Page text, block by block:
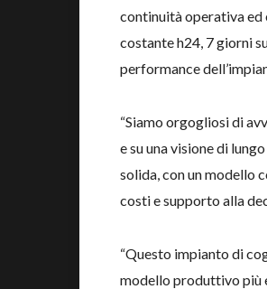
continuità operativa ed
costante h24, 7 giorni
performance
“Siamo orgogliosi di
e su una visione di
solida, con un modello
costi e supporto alla
“Questo impianto di
modello produttivo più